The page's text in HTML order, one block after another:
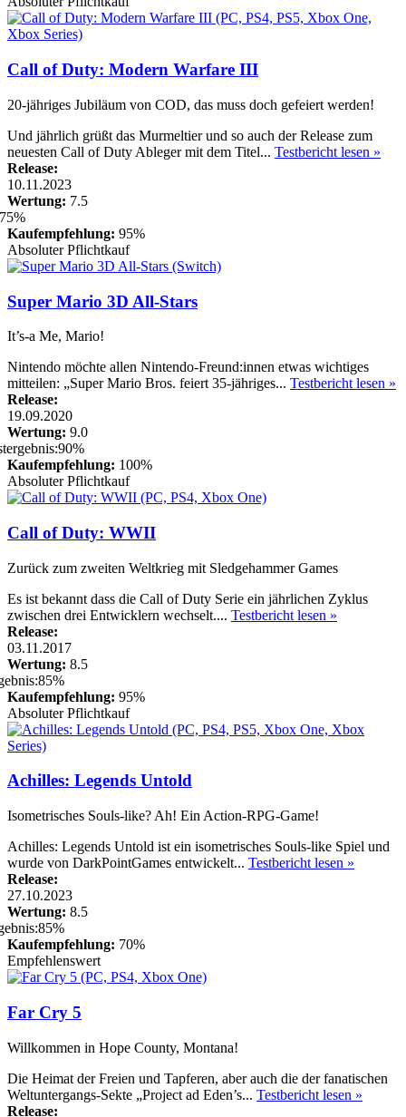
Call of Duty: Modern Warfare III
20-jähriges Jubiläum von COD, das muss doch gefeiert werden!
Und jährlich grüßt das Murmeltier und so auch der Release zum
neuesten Call of Duty Ableger mit dem Titel... Testbericht lesen »
Release:
10.11.2023
Wertung: 7.5
Kaufempfehlung: 95%
Absoluter Pflichtkauf
Super Mario 3D All-Stars
It’s-a Me, Mario!
Nintendo möchte allen Nintendo-Freund:innen etwas wichtiges
mitteilen: „Super Mario Bros. feiert 35-jähriges... Testbericht lesen »
Release:
19.09.2020
Wertung: 9.0
Kaufempfehlung: 100%
Absoluter Pflichtkauf
Call of Duty: WWII
Zurück zum zweiten Weltkrieg mit Sledgehammer Games
Es ist bekannt dass die Call of Duty Serie ein jährlichen Zyklus
zwischen drei Entwicklern wechselt.... Testbericht lesen »
Release:
03.11.2017
Wertung: 8.5
Kaufempfehlung: 95%
Absoluter Pflichtkauf
Achilles: Legends Untold
Isometrisches Souls-like? Ah! Ein Action-RPG-Game!
Achilles: Legends Untold ist ein isometrisches Souls-like Spiel und
wurde von DarkPointGames entwickelt... Testbericht lesen »
Release:
27.10.2023
Wertung: 8.5
Kaufempfehlung: 70%
Empfehlenswert
Far Cry 5
Willkommen in Hope County, Montana!
Die Heimat der Freien und Tapferen, aber auch die der fanatischen
Weltuntergangs-Sekte „Project ad Eden’s... Testbericht lesen »
Release: